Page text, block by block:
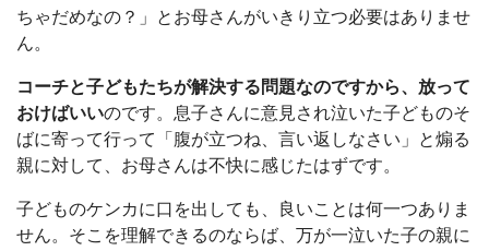
ちゃだめなの？」とお母さんがいきり立つ必要はありませ
ん。
コーチと子どもたちが解決する問題なのですから、放って
おけばいいのです。息子さんに意見され泣いた子どものそ
ばに寄って行って「腹が立つね、言い返しなさい」と煽る
親に対して、お母さんは不快に感じたはずです。
子どものケンカに口を出しても、良いことは何一つありま
せん。そこを理解できるのならば、万が一泣いた子の親に